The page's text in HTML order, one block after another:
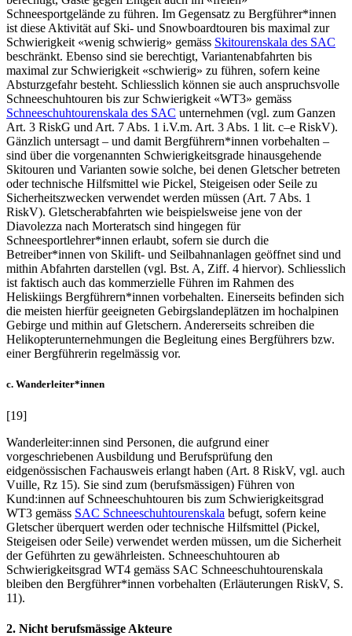
Schneesportgelände zu führen. Im Gegensatz zu Bergführer*innen
ist diese Aktivität auf Ski- und Snowboardtouren bis maximal zur
Schwierigkeit «wenig schwierig» gemäss Skitourenskala des SAC
beschränkt. Ebenso sind sie berechtigt, Variantenabfahrten bis
maximal zur Schwierigkeit «schwierig» zu führen, sofern keine
Absturzgefahr besteht. Schliesslich können sie auch anspruchsvolle
Schneeschuhtouren bis zur Schwierigkeit «WT3» gemäss
Schneeschuhtourenskala des SAC unternehmen (vgl. zum Ganzen
Art. 3 RiskG und Art. 7 Abs. 1 i.V.m. Art. 3 Abs. 1 lit. c–e RiskV).
Gänzlich untersagt – und damit Bergführern*innen vorbehalten –
sind über die vorgenannten Schwierigkeitsgrade hinausgehende
Skitouren und Varianten sowie solche, bei denen Gletscher betreten
oder technische Hilfsmittel wie Pickel, Steigeisen oder Seile zu
Sicherheitszwecken verwendet werden müssen (Art. 7 Abs. 1
RiskV). Gletscherabfahrten wie beispielsweise jene von der
Diavolezza nach Morteratsch sind hingegen für
Schneesportlehrer*innen erlaubt, sofern sie durch die
Betreiber*innen von Skilift- und Seilbahnanlagen geöffnet sind und
mithin Abfahrten darstellen (vgl. Bst. A, Ziff. 4 hiervor). Schliesslich
ist faktisch auch das kommerzielle Führen im Rahmen des
Heliskiings Bergführern*innen vorbehalten. Einerseits befinden sich
die meisten hierfür geeigneten Gebirgslandeplätzen im hochalpinen
Gebirge und mithin auf Gletschern. Andererseits schreiben die
Helikopterunternehmungen die Begleitung eines Bergführers bzw.
einer Bergführerin regelmässig vor.
c. Wanderleiter*innen
[19]
Wanderleiter:innen sind Personen, die aufgrund einer
vorgeschriebenen Ausbildung und Berufsprüfung den
eidgenössischen Fachausweis erlangt haben (Art. 8 RiskV, vgl. auch
Vuille, Rz 15). Sie sind zum (berufsmässigen) Führen von
Kund:innen auf Schneeschuhtouren bis zum Schwierigkeitsgrad
WT3 gemäss SAC Schneeschuhtourenskala befugt, sofern keine
Gletscher überquert werden oder technische Hilfsmittel (Pickel,
Steigeisen oder Seile) verwendet werden müssen, um die Sicherheit
der Geführten zu gewährleisten. Schneeschuhtouren ab
Schwierigkeitsgrad WT4 gemäss SAC Schneeschuhtourenskala
bleiben den Bergführer*innen vorbehalten (Erläuterungen RiskV, S.
11).
2. Nicht berufsmässige Akteure